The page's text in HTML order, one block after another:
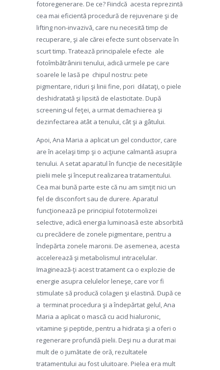
fotoregenerare. De ce? Fiindcă acesta reprezintă
cea mai eficientă procedură de rejuvenare şi de
lifting non-invazivă, care nu necesită timp de
recuperare, şi ale cărei efecte sunt observate în
scurt timp. Tratează principalele efecte ale
fotoîmbătrânirii tenului, adică urmele pe care
soarele le lasă pe chipul nostru: pete
pigmentare, riduri şi linii fine, pori dilataţi, o piele
deshidratată şi lipsită de elasticitate. După
screening-ul feţei, a urmat demachierea şi
dezinfectarea atât a tenului, cât şi a gâtului.
Apoi, Ana Maria a aplicat un gel conductor, care
are în acelaşi timp şi o acţiune calmantă asupra
tenului. A setat aparatul în funcţie de necesităţile
pielii mele şi început realizarea tratamentului.
Cea mai bună parte este că nu am simţit nici un
fel de disconfort sau de durere. Aparatul
funcţionează pe principiul fototermolizei
selective, adică energia luminoasă este absorbită
cu precădere de zonele pigmentare, pentru a
îndepărta zonele maronii. De asemenea, acesta
accelerează şi metabolismul intracelular.
Imaginează-ţi acest tratament ca o explozie de
energie asupra celulelor leneşe, care vor fi
stimulate să producă colagen şi elastină. După ce
a terminat procedura şi a îndepărtat gelul, Ana
Maria a aplicat o mască cu acid hialuronic,
vitamine şi peptide, pentru a hidrata şi a oferi o
regenerare profundă pielii. Deşi nu a durat mai
mult de o jumătate de oră, rezultatele
tratamentului au fost uluitoare. Pielea era mult